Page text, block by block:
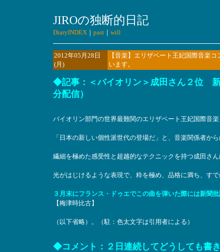
JIROの独断的日記
DiaryINDEX｜ past｜ will
2012年05月28日
(月)
【音楽】エリザベート王妃国際音楽
います。
◆記事：＜バイオリン＞成田さん２位 新
分配信）
バイオリン部門の世界最難関のエリザベート王妃国際音
「日本の新しい個性派世代の登場だ」と、音楽関係者か
繊細を極めた感受性と超越的なテクニックを持つ成田さ
光がはじけるような表現で、粋を極め、品格に満ち、す
３月末にフランス・ドゥエでこの曲を弾いた際には新聞
【梅津時比古】
（以下省略）。（駐：色太文字は引用者による）
◆コメント：２日連続してどうしても書